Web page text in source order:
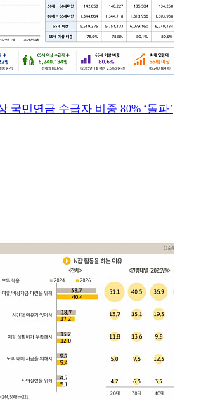
국민연금 수급자 비중 80% ‘돌파’